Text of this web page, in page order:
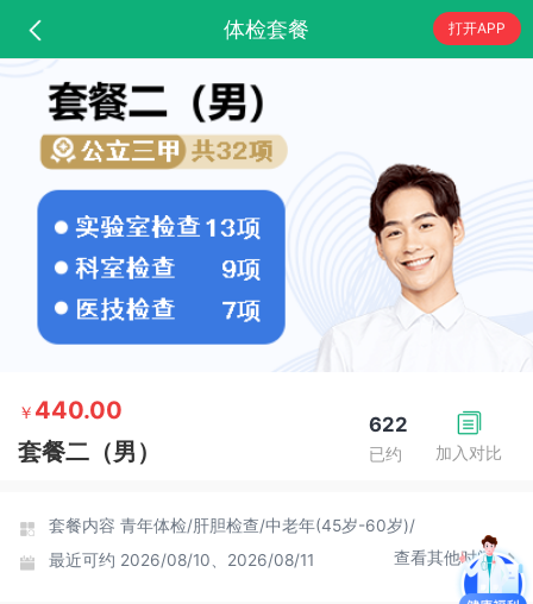
体检套餐 打开APP
加入对比
622
已约
￥ 440.00
套餐二（男）
套餐内容 青年体检/肝胆检查/中老年(45岁-60岁)/
最近可约 2026/08/10、2026/08/11 查看其他时间